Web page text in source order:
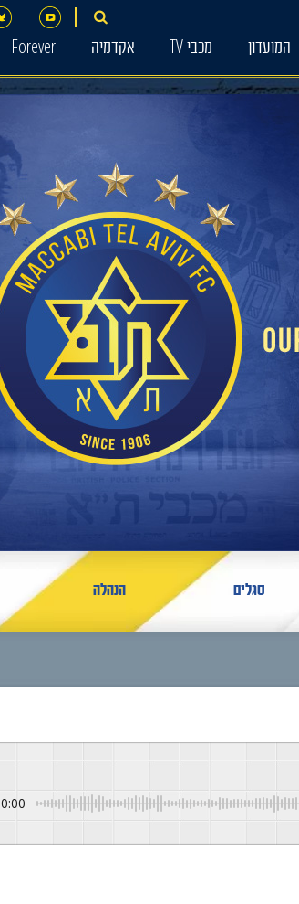
המועדון מכבי TV אקדמיה Forever
סגלים הנהלה
0:00